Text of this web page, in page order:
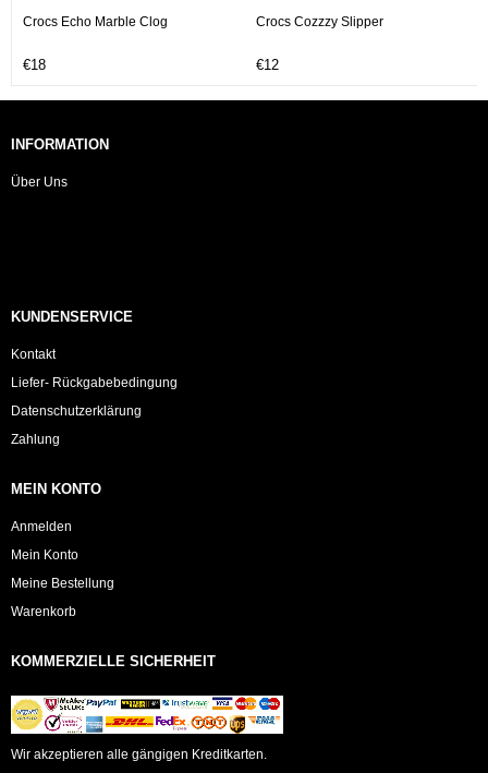
Crocs Echo Marble Clog
€18
Crocs Cozzzy Slipper
€12
INFORMATION
Über Uns
KUNDENSERVICE
Kontakt
Liefer- Rückgabebedingung
Datenschutzerklärung
Zahlung
MEIN KONTO
Anmelden
Mein Konto
Meine Bestellung
Warenkorb
KOMMERZIELLE SICHERHEIT
Wir akzeptieren alle gängigen Kreditkarten.